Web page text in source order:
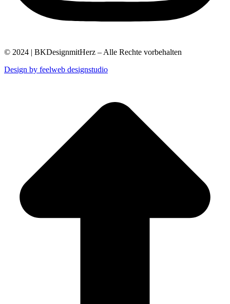
© 2024 | BKDesignmitHerz – Alle Rechte vorbehalten
Design by feelweb designstudio